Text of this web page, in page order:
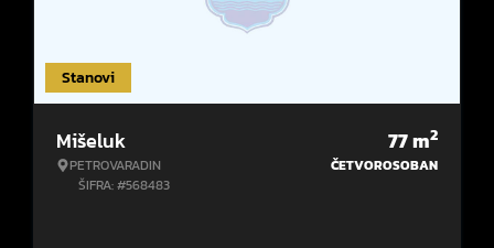
Stanovi
Mišeluk
PETROVARADIN
ŠIFRA: #568483
77m2
ČETVOROSOBAN